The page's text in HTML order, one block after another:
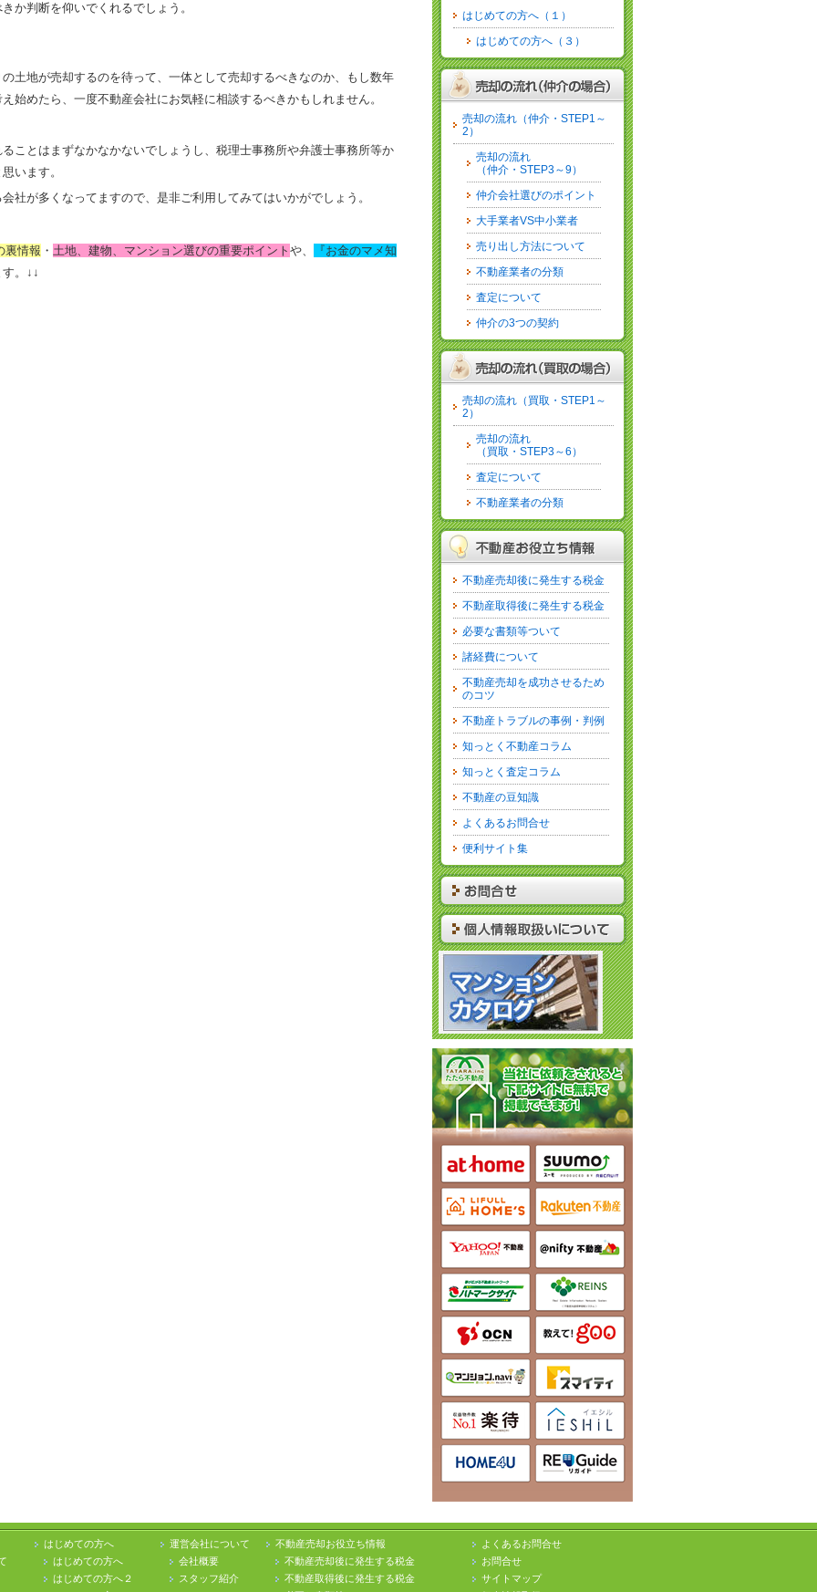
か判断を仰いでくれるでしょう。
土地が売却するのを待って、一体として売却するべきなのか、もし数年
始めたら、一度不動産会社にお気軽に相談するべきかもしれません。
ことはまずなかなかないでしょうし、税理士事務所や弁護士事務所等か
います。
社が多くなってますので、是非ご利用してみてはいかがでしょう。
裏情報 ・ 土地、建物、マンション選びの重要ポイント や、
『お金のマメ知
。 ↓↓
はじめての方へ（１）
はじめての方へ（３）
売却の流れ（仲介・STEP1～
2）
売却の流れ
（仲介・STEP3～9）
仲介会社選びのポイント
大手業者VS中小業者
売り出し方法について
不動産業者の分類
査定について
仲介の3つの契約
売却の流れ（買取・STEP1～
2）
売却の流れ
（買取・STEP3～6）
査定について
不動産業者の分類
不動産売却後に発生する税金
不動産取得後に発生する税金
必要な書類等ついて
諸経費について
不動産売却を成功させるため
のコツ
不動産トラブルの事例・判例
知っとく不動産コラム
知っとく査定コラム
不動産の豆知識
よくあるお問合せ
便利サイト集
はじめての方へ
はじめての方へ
はじめての方へ２
運営会社について
会社概要
スタッフ紹介
不動産売却お役立ち情報
不動産売却後に発生する税金
不動産取得後に発生する税金
よくあるお問合せ
お問合せ
サイトマップ